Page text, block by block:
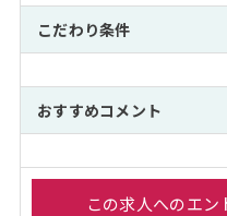
こだわり条件
おすすめコメント
この求人へのエ